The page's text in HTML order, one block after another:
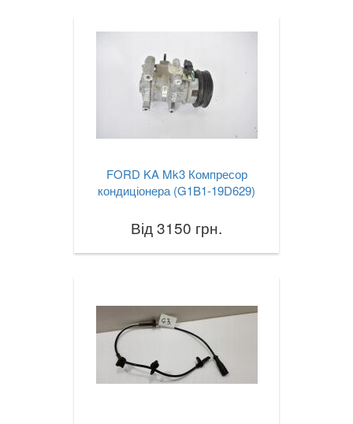
FORD KA Mk3 Компресор
кондиціонера (G1B1-19D629)
Від 3150 грн.